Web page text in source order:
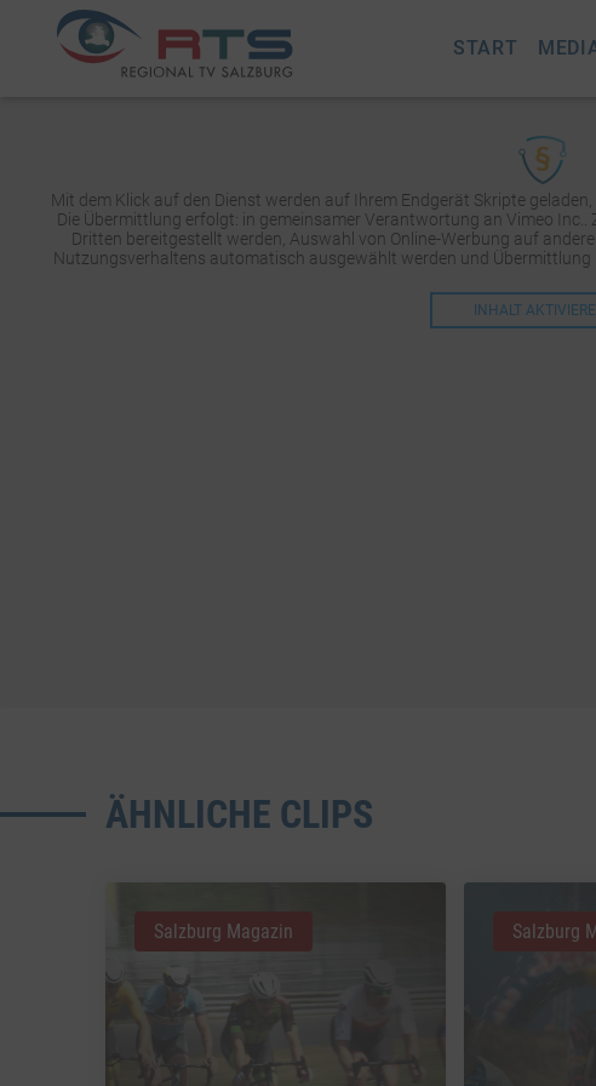
START
Mit dem Klick auf den Dienst werden auf Ihrem Endgerät Skripte
Die Übermittlung erfolgt: in gemeinsamer Verantwortung an Vimeo
Dritten bereitgestellt werden, Auswahl von Online-Werbung auf
Nutzungsverhaltens automatisch ausgewählt werden und Übermittlung
INHALT
ÄHNLICHE CLIPS
Salzburg Magazin Salzburg